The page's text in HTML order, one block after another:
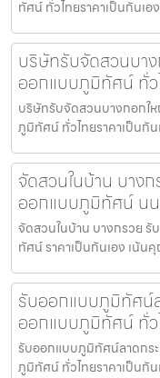
ทัศน์ ทั่วไทยราคาเป็นกันเ
บริษัทรับจัดสวนบา
ออกแบบภูมิทัศน์ ทั่ว
บริษัทรับจัดสวนบางกอกใ
ภูมิทัศน์ ทั่วไทยราคาเป็นกั
จัดสวนในบ้าน บาง
ออกแบบภูมิทัศน์ น
จัดสวนในบ้าน บางกรวย
ทัศน์ ราคาเป็นกันเอง เน้
รับออกแบบภูมิทัศน์
ออกแบบภูมิทัศน์ ทั่ว
รับออกแบบภูมิทัศน์ลาดกร
ภูมิทัศน์ ทั่วไทยราคาเป็นกั